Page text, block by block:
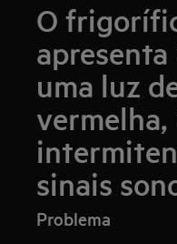
O
uma luz
sinais
Problema